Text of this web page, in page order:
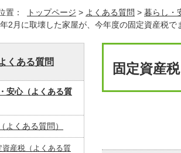
置： トップページ > よくある質問 > 暮らし・
2月に取壊した家屋が、今年度の固定資産税で
固定資産
くある質問
安心（よくある質
よくある質問）
資産税（よくある質